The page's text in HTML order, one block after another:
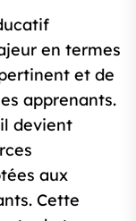
en termes
et de
apprenants.
devient
aux
Cette